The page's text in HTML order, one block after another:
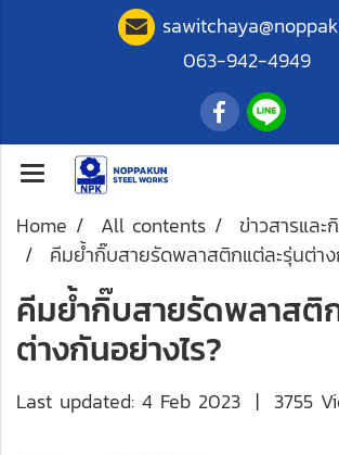
063-942-4949
Home All contents
ข่าวสารและ
คีมย้ำกิ๊บสายรัดพลาสติกแต่ละรุ่นต่าง
คีมย้ำกิ๊บสายรัดพลาสติ
ต่างกันอย่างไร?
Last updated: 4 Feb 2023 | 3755